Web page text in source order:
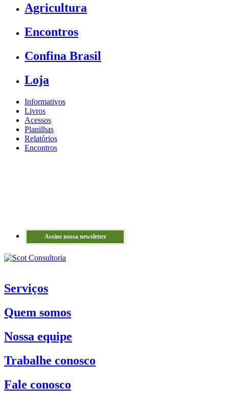
Agricultura
Encontros
Confina Brasil
Loja
Informativos
Livros
Acessos
Planilhas
Relatórios
Encontros
Assine nossa newsletter
Serviços
Quem somos
Nossa equipe
Trabalhe conosco
Fale conosco